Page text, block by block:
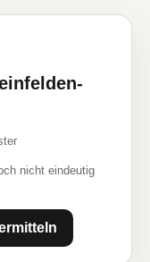
nicht eindeutig